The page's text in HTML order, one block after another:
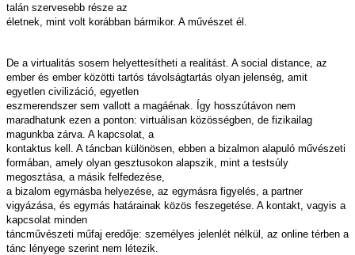
talán szervesebb része az
életnek, mint volt korábban bármikor. A művészet él.
De a virtualitás sosem helyettesítheti a realitást. A social distance, az
ember és ember közötti tartós távolságtartás olyan jelenség, amit
egyetlen civilizáció, egyetlen
eszmerendszer sem vallott a magáénak. Így hosszútávon nem
maradhatunk ezen a ponton: virtuálisan közösségben, de fizikailag
magunkba zárva. A kapcsolat, a
kontaktus kell. A táncban különösen, ebben a bizalmon alapuló művészeti
formában, amely olyan gesztusokon alapszik, mint a testsúly
megosztása, a másik felfedezése,
a bizalom egymásba helyezése, az egymásra figyelés, a partner
vigyázása, és egymás határainak közös feszegetése. A kontakt, vagyis a
kapcsolat minden
táncművészeti műfaj eredője: személyes jelenlét nélkül, az online térben a
tánc lényege szerint nem létezik.